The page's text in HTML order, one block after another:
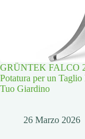
GRÜNTEK FALCO
Potatura per un Taglio
Tuo Giardino
26 Marzo 2026